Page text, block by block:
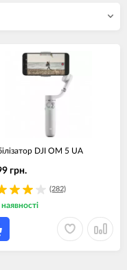
DJI OM 5 UA
(282)
грн.